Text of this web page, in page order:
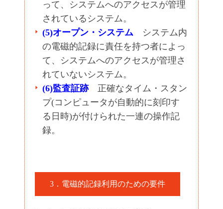
って、システムへのアクセスが管理
されているシステム。
(5)オープン・システム システム内
の電磁的記録に責任を持つ者によっ
て、システムへのアクセスが管理さ
れていないシステム。
(6)監査証跡正確なタイム・スタン
プ(コンピュータが自動的に刻印す
る日時)が付けられた一連の操作記
録。
3．電磁的記録利用のための要件